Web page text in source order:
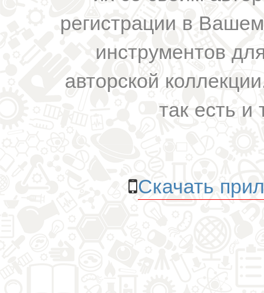
регистрации в
инструментов
авторской
так есть и
Скачать